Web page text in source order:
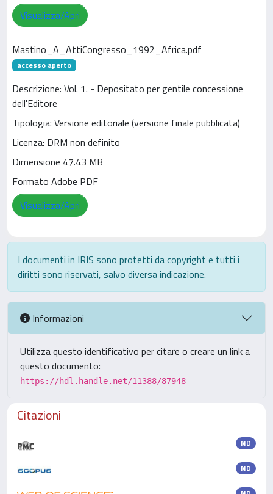
Visualizza/Apri
Mastino_A_AttiCongresso_1992_Africa.pdf
accesso aperto
Descrizione: Vol. 1. - Depositato per gentile concessione
dell'Editore
Tipologia: Versione editoriale (versione finale pubblicata)
Licenza: DRM non definito
Dimensione 47.43 MB
Formato Adobe PDF
Visualizza/Apri
I documenti in IRIS sono protetti da copyright e tutti i
diritti sono riservati, salvo diversa indicazione.
Informazioni
Utilizza questo identificativo per citare o creare un link a
questo documento:
https://hdl.handle.net/11388/87948
Citazioni
ND
ND